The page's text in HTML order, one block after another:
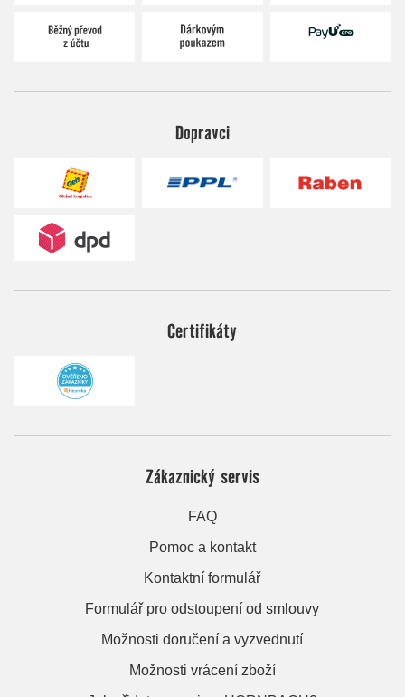
Dopravci
Certifikáty
Zákaznický servis
FAQ
Pomoc a kontakt
Kontaktní formulář
Formulář pro odstoupení od smlouvy
Možnosti doručení a vyzvednutí
Možnosti vrácení zboží